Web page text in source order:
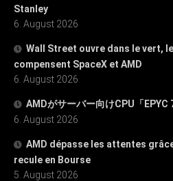
Stanley
6. August 2026
Wall Street ouvre dans le vert,
compensent SpaceX et AMD
6. August 2026
AMDがサーバー向けCPU「
6. August 2026
AMD dépasse les attentes
recule en Bourse
5. August 2026